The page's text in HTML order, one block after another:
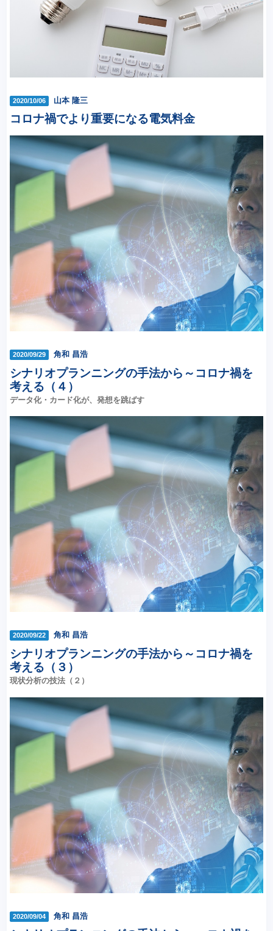
2020/10/06 山本 隆三
コロナ禍でより重要になる電気料金
2020/09/29 角和 昌浩
シナリオプランニングの手法から～コロナ禍を
考える（４）
データ化・カード化が、発想を跳ばす
2020/09/22 角和 昌浩
シナリオプランニングの手法から～コロナ禍を
考える（３）
現状分析の技法（２）
2020/09/04 角和 昌浩